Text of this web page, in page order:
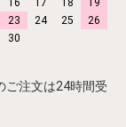
23 24 25
26
30
ご注文は24時間受